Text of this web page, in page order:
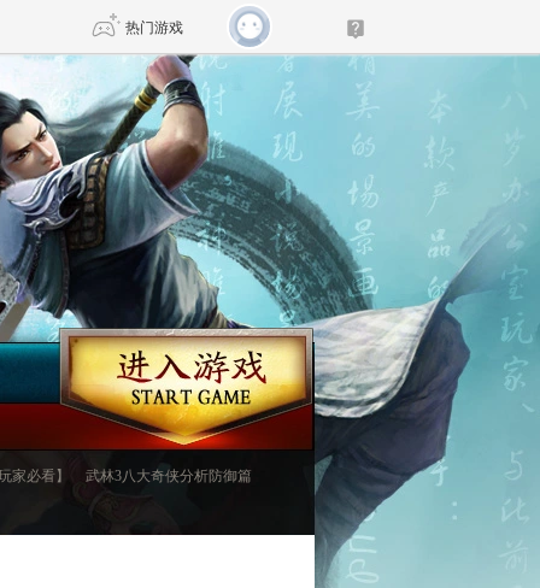
热门游戏
DNF 传奇4
剑网3旗舰版 新天龙八部
诛仙世界 新仙侠5
家必看】 武林3八大奇侠分析防御篇